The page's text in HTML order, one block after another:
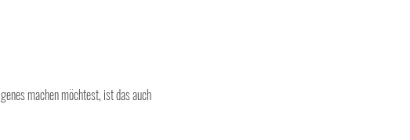
machen möchtest, ist das auch